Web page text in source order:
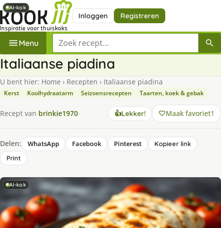
Inloggen Registreren
Menu Zoek een recept
Italiaanse piadina
U bent hier: Home › Recepten › Italiaanse piadina
Kerst Koolhydraatarm Seizoensrecepten Taarten, koek & gebak
Recept van brinkie1970 👍Lekker! Maak favoriet1
Delen: WhatsApp Facebook Pinterest
Kopieer link
Print
AI-kok
AI-kok
AI-kok
AI-kok